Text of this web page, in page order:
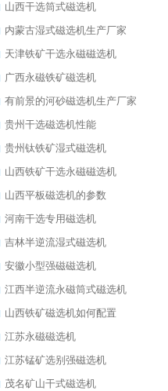
山西干选筒式磁选机
内蒙古湿式磁选机生产厂家
天津铁矿干选永磁磁选机
广西永磁铁矿磁选机
有前景的河砂磁选机生产厂家
贵州干选磁选机性能
贵州钛铁矿湿式磁选机
山西铁矿干选永磁磁选机
山西平板磁选机的参数
河南干选专用磁选机
吉林半逆流湿式磁选机
安徽小型强磁磁选机
江西半逆流永磁筒式磁选机
山西铁矿磁选机如何配置
江苏永磁磁选机
江苏锰矿选别强磁选机
茂名矿山干式磁选机